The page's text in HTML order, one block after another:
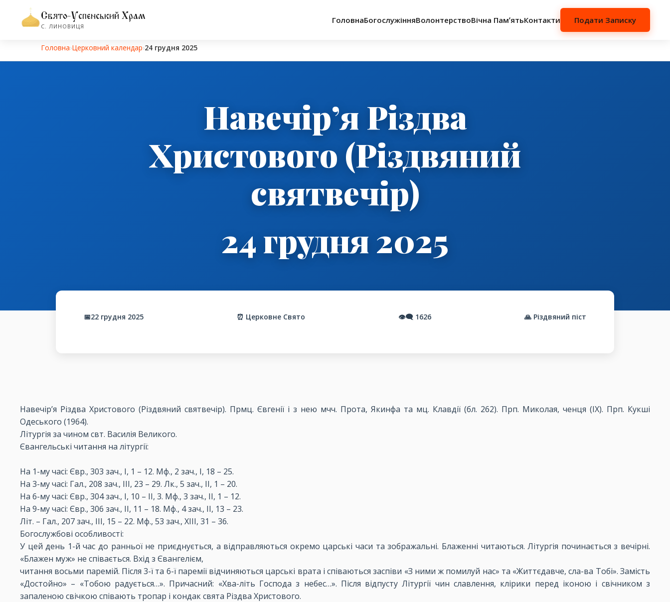
Свято-Успенський Храм
С. ЛИНОВИЦЯ
ГоловнаБогослужінняВолонтерствоВічна ПамʼятьКонтакти Подати Записку
Головна›Церковний календар›24 грудня 2025
Навечір’я Різдва
Христового (Різдвяний
святвечір)
24 грудня 2025
📅22 грудня 2025 ⏰ Церковне Свято 👁️‍🗨️ 1626 🙏 Різдвяний піст
Навечір’я Різдва Христового (Різдвяний святвечір). Прмц. Євгенії і з нею мчч. Прота, Якинфа та мц. Клавдії (бл. 262). Прп. Миколая, ченця (ІХ). Прп. Кукші
Одеського (1964).
Літургія за чином свт. Василія Великого.
Євангельські читання на літургії:
На 1-му часі: Євр., 303 зач., I, 1 – 12. Мф., 2 зач., I, 18 – 25.
На 3-му часі: Гал., 208 зач., III, 23 – 29. Лк., 5 зач., II, 1 – 20.
На 6-му часі: Євр., 304 зач., I, 10 – II, 3. Мф., 3 зач., II, 1 – 12.
На 9-му часі: Євр., 306 зач., II, 11 – 18. Мф., 4 зач., II, 13 – 23.
Літ. – Гал., 207 зач., III, 15 – 22. Мф., 53 зач., XIII, 31 – 36.
Богослужбові особливості:
У цей день 1-й час до ранньої не приєднується, а відправляються окремо царські часи та зображальні. Блаженні читаються. Літургія починається з вечірні.
«Блажен муж» не співається. Вхід з Євангелієм,
читання восьми паремій. Після 3-ї та 6-ї паремії відчиняються царські врата і співаються заспіви «З ними ж помилуй нас» та «Життєдавче, сла-ва Тобі». Замість
«Достойно» – «Тобою радується…». Причасний: «Хва-літь Господа з небес…». Після відпусту Літургії чин славлення, клірики перед іконою і свічником з
запаленою свічкою співають тропар і кондак свята Різдва Христового.